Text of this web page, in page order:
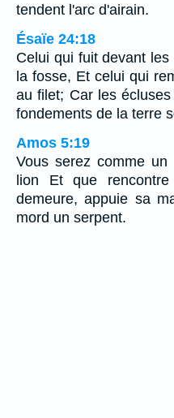
tendent l'arc d'airain.
Ésaïe 24:18
Celui qui fuit devant
la fosse, Et celui qui
au filet; Car les
fondements de la terre
Amos 5:19
Vous serez comme
lion Et que
demeure, appuie sa
mord un serpent.